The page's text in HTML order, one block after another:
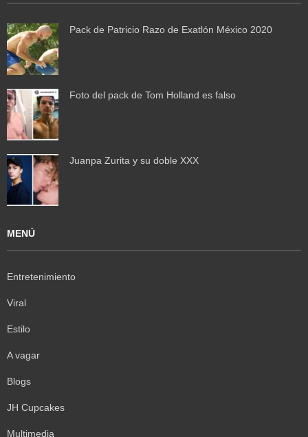
Pack de Patricio Razo de Exatlón México 2020
Foto del pack de Tom Holland es falso
Juanpa Zurita y su doble XXX
MENÚ
Entretenimiento
Viral
Estilo
A vagar
Blogs
JH Cupcakes
Multimedia